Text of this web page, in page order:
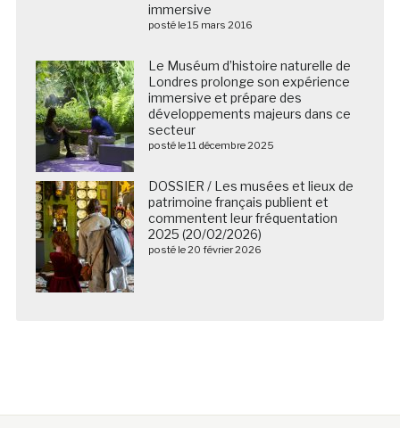
immersive
posté le 15 mars 2016
Le Muséum d’histoire naturelle de
Londres prolonge son expérience
immersive et prépare des
développements majeurs dans ce
secteur
posté le 11 décembre 2025
DOSSIER / Les musées et lieux de
patrimoine français publient et
commentent leur fréquentation
2025 (20/02/2026)
posté le 20 février 2026